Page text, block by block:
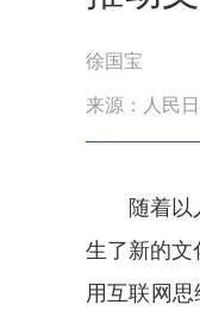
徐国宝
来源： 人民
随着
生了新的文
用互联网